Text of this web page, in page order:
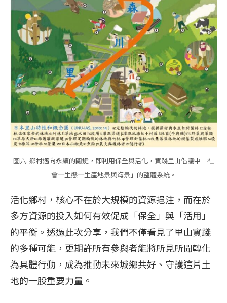
圖六. 鄉村邁向永續的關鍵，即利用保全與活化，實踐里山倡議中「社
會—生態—生產地景與海景」的整體系統。
活化鄉村，核心不在於大規模的資源挹注，而在於
多方資源的投入如何有效促成「保全」與「活用」
的平衡。透過此次分享，我們不僅看見了里山實踐
的多種可能，更期許所有參與者能將所見所聞轉化
為具體行動，成為推動未來城鄉共好、守護這片土
地的一股重要力量。